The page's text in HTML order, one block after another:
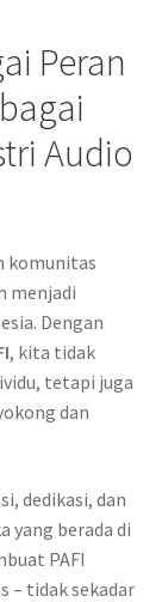
Peran
Audio
komunitas
menjadi
Dengan
, kita tidak
tetapi juga
dan
dedikasi, dan
yang berada di
PAFI
– tidak sekadar